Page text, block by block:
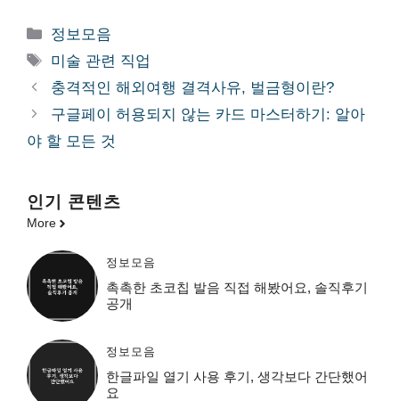
카
테
고
리
정보모음
태
그
미술 관련 직업
충격적인 해외여행 결격사유, 벌금형이란?
구글페이 허용되지 않는 카드 마스터하기: 알아
야 할 모든 것
인기 콘텐츠
More
정보모음
촉촉한 초코칩 발음 직접 해봤어요, 솔직후기
공개
정보모음
한글파일 열기 사용 후기, 생각보다 간단했어
요